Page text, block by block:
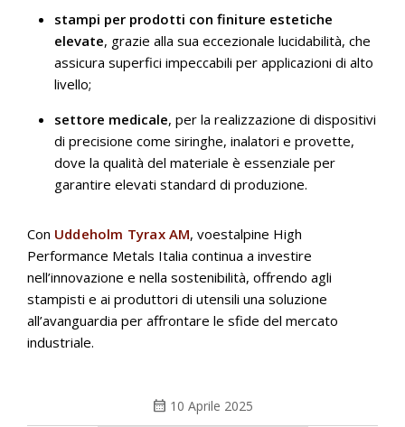
stampi per prodotti con finiture estetiche
elevate, grazie alla sua eccezionale lucidabilità, che
assicura superfici impeccabili per applicazioni di alto
livello;
settore medicale, per la realizzazione di dispositivi
di precisione come siringhe, inalatori e provette,
dove la qualità del materiale è essenziale per
garantire elevati standard di produzione.
Con Uddeholm Tyrax AM, voestalpine High
Performance Metals Italia continua a investire
nell’innovazione e nella sostenibilità, offrendo agli
stampisti e ai produttori di utensili una soluzione
all’avanguardia per affrontare le sfide del mercato
industriale.
calendar_month 10 Aprile 2025